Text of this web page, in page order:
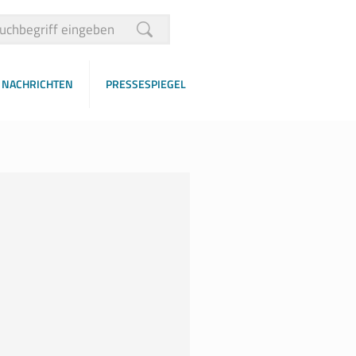
NACHRICHTEN PRESSESPIEGEL